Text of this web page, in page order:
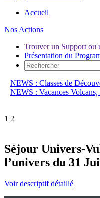
Accueil
Nos Actions
Trouver un Support ou
Présentation du
NEWS : Classes de
NEWS : Vacances
1 2
Séjour Univers-
l’univers du 31
Voir descriptif détaillé